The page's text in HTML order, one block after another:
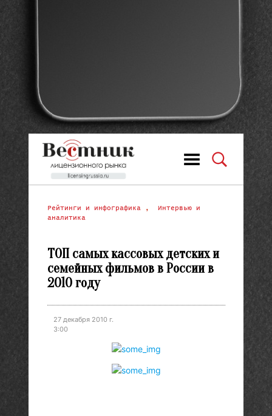
Рейтинги и инфографика , Интервью и
аналитика
ТОП самых кассовых детских и
семейных фильмов в России в
2010 году
27 декабря 2010 г.
3:00